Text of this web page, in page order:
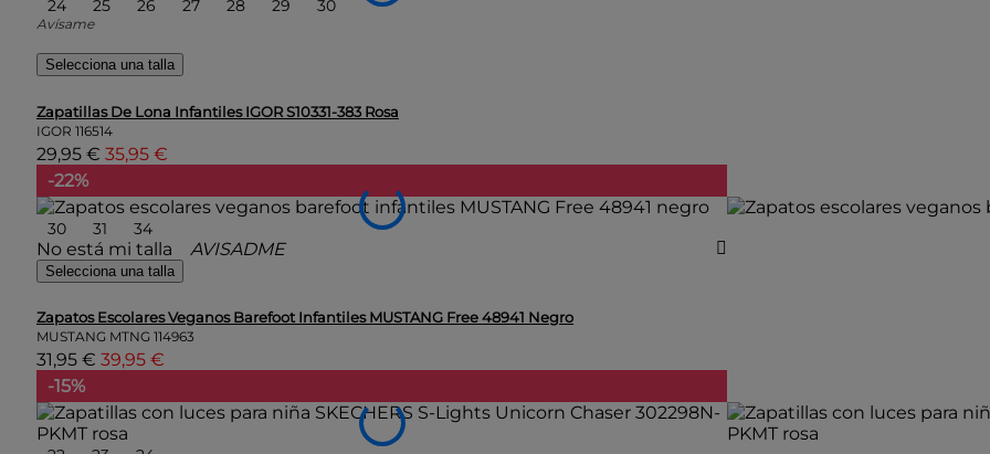
24 25 26 27 28 29 30
Avísame
Selecciona una talla
Zapatillas De Lona Infantiles IGOR S10331-383 Rosa
IGOR 116514
29,95 € 35,95 €
-22%
30 31 34
No está mi talla AVISADME
Selecciona una talla
Zapatos Escolares Veganos Barefoot Infantiles MUSTANG Free 48941 Negro
MUSTANG MTNG 114963
31,95 € 39,95 €
-15%